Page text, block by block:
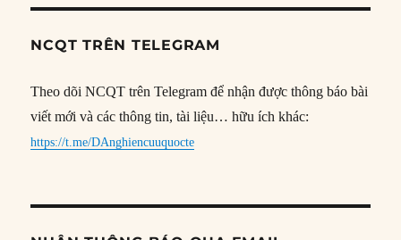
NCQT TRÊN TELEGRAM
Theo dõi NCQT trên Telegram để nhận được thông báo bài
viết mới và các thông tin, tài liệu… hữu ích khác:
https://t.me/DAnghiencuuquocte